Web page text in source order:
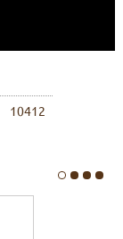
10412